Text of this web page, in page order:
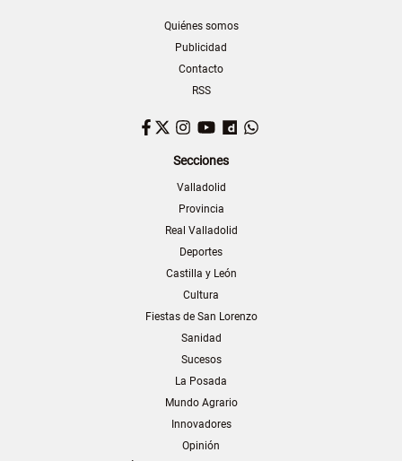
Quiénes somos
Publicidad
Contacto
RSS
Facebook
TwitterInstagram
YouTubeDailymotion
Secciones
Valladolid
Provincia
Real Valladolid
Deportes
Castilla y León
Cultura
Fiestas de San Lorenzo
Sanidad
Sucesos
La Posada
Mundo Agrario
Innovadores
Opinión